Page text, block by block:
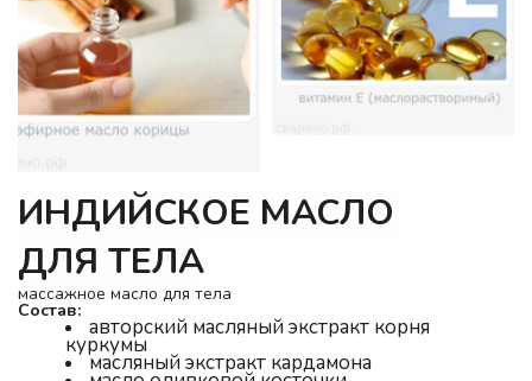
ИНДИЙСКОЕ МАСЛО
ДЛЯ ТЕЛА
массажное масло для тела
Состав:
авторский масляный экстракт корня
куркумы
масляный экстракт кардамона